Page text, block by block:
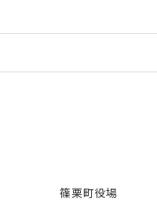
篠栗町役場